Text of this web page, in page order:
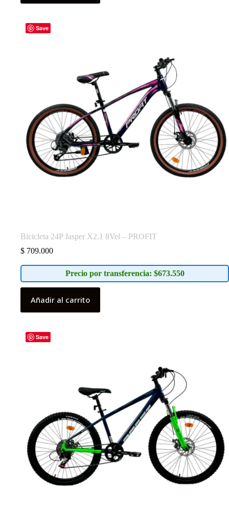
Save
Bicicleta 24P Jasper X2.1 8Vel – PROFIT
$ 709.000
Precio por transferencia: $673.550
Añadir al carrito
Save